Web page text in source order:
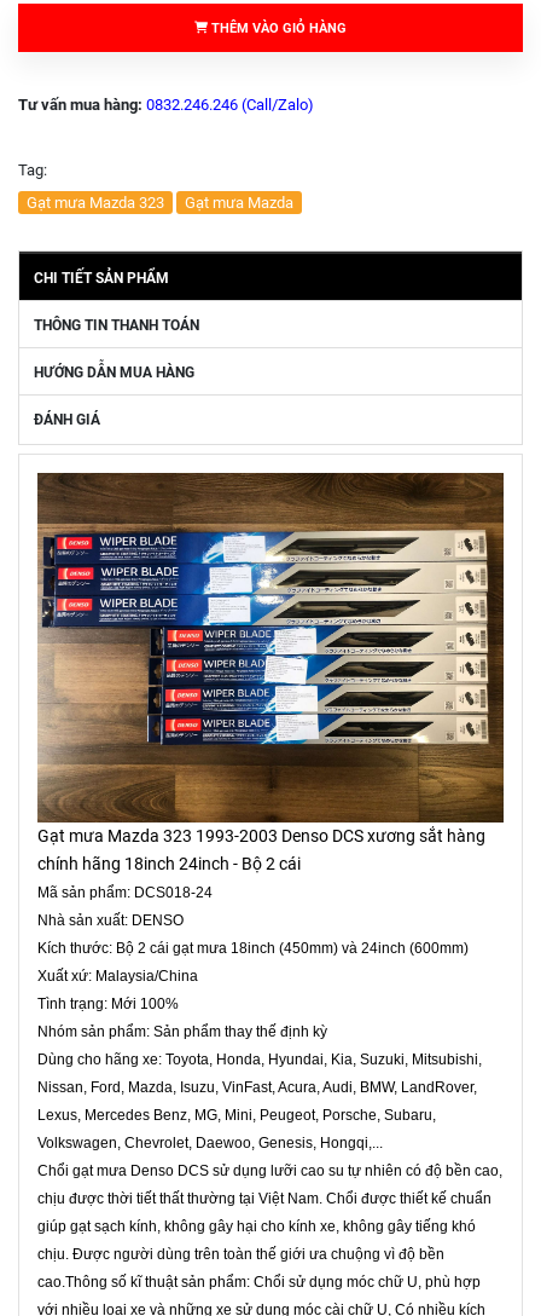
THÊM VÀO GIỎ HÀNG
Tư vấn mua hàng: 0832.246.246 (Call/Zalo)
Tag:
Gạt mưa Mazda 323
Gạt mưa Mazda
CHI TIẾT SẢN PHẨM
THÔNG TIN THANH TOÁN
HƯỚNG DẪN MUA HÀNG
ĐÁNH GIÁ
Gạt mưa Mazda 323 1993-2003 Denso DCS xương sắt hàng
chính hãng 18inch 24inch - Bộ 2 cái
Mã sản phẩm: DCS018-24
Nhà sản xuất: DENSO
Kích thước: Bộ 2 cái gạt mưa 18inch (450mm) và 24inch (600mm)
Xuất xứ: Malaysia/China
Tình trạng: Mới 100%
Nhóm sản phẩm: Sản phẩm thay thế định kỳ
Dùng cho hãng xe: Toyota, Honda, Hyundai, Kia, Suzuki, Mitsubishi,
Nissan, Ford, Mazda, Isuzu, VinFast, Acura, Audi, BMW, LandRover,
Lexus, Mercedes Benz, MG, Mini, Peugeot, Porsche, Subaru,
Volkswagen, Chevrolet, Daewoo, Genesis, Hongqi,...
Chổi gạt mưa Denso DCS sử dụng lưỡi cao su tự nhiên có độ bền cao,
chịu được thời tiết thất thường tại Việt Nam. Chổi được thiết kế chuẩn
giúp gạt sạch kính, không gây hại cho kính xe, không gây tiếng khó
chịu. Được người dùng trên toàn thế giới ưa chuộng vì độ bền
cao.Thông số kĩ thuật sản phẩm: Chổi sử dụng móc chữ U, phù hợp
với nhiều loại xe và những xe sử dụng móc cài chữ U, Có nhiều kích